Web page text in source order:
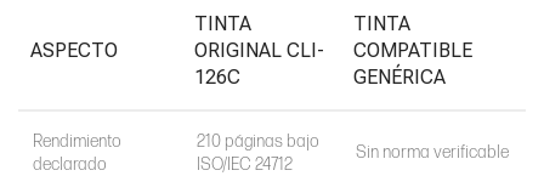
ASPECTO
TINTA
ORIGINAL CLI-
126C
TINTA
COMPATIBLE
GENÉRICA
Rendimiento
declarado
210 páginas bajo
ISO/IEC 24712
Sin norma verificable